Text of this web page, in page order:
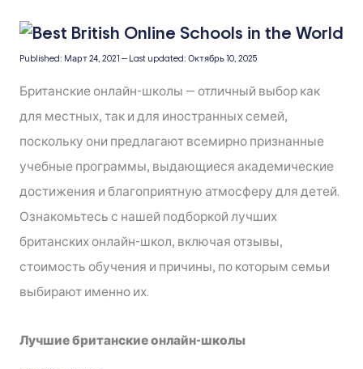
Published: Март 24, 2021 — Last updated: Октябрь 10, 2025
Британские онлайн-школы — отличный выбор как
для местных, так и для иностранных семей,
поскольку они предлагают всемирно признанные
учебные программы, выдающиеся академические
достижения и благоприятную атмосферу для детей.
Ознакомьтесь с нашей подборкой лучших
британских онлайн-школ, включая отзывы,
стоимость обучения и причины, по которым семьи
выбирают именно их.
Лучшие британские онлайн-школы